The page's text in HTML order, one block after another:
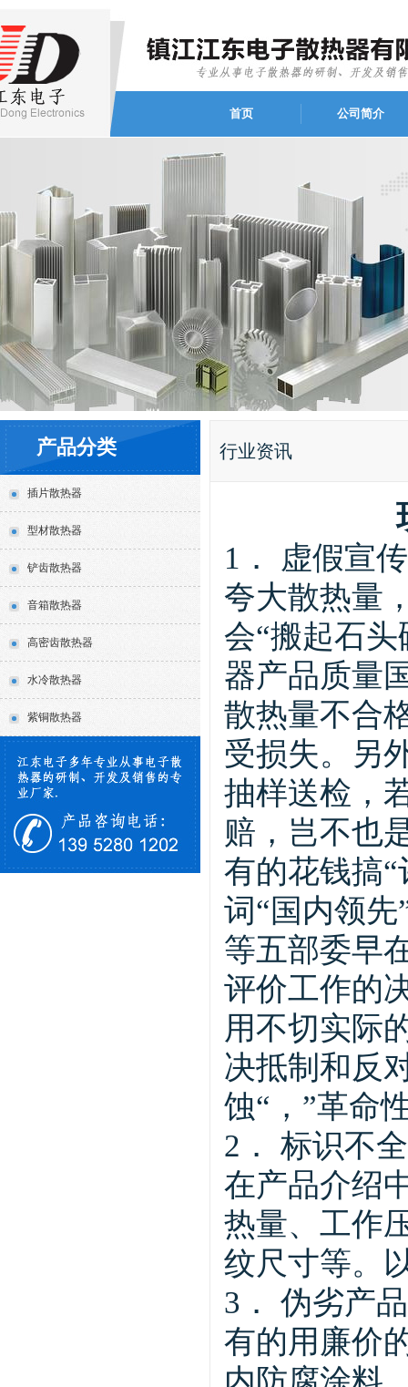
首页 公司简介
产品分类
插片散热器
型材散热器
铲齿散热器
音箱散热器
高密齿散热器
水冷散热器
紫铜散热器
行业资讯
1． 虚假宣传
夸大散热量
会“搬起石
器产品质量
散热量不合
受损失。另
抽样送检，
赔，岂不也
有的花钱搞
词“国内领
等五部委早
评价工作的
用不切实际
决抵制和反
蚀“，”革命
2． 标识不全
在产品介绍
热量、工作
纹尺寸等。
3． 伪劣产品
有的用廉价